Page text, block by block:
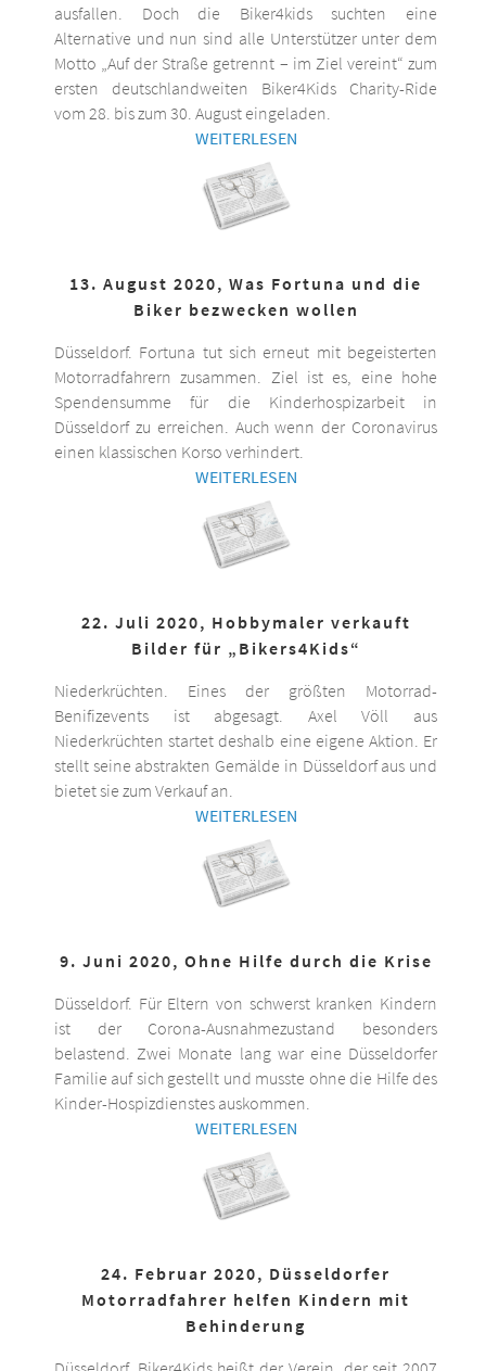
ausfallen. Doch die Biker4kids suchten eine
Alternative und nun sind alle Unterstützer unter dem
Motto „Auf der Straße getrennt – im Ziel vereint“ zum
ersten deutschlandweiten Biker4Kids Charity-Ride
vom 28. bis zum 30. August eingeladen.
WEITERLESEN
13. August 2020, Was Fortuna und die
Biker bezwecken wollen
Düsseldorf. Fortuna tut sich erneut mit begeisterten
Motorradfahrern zusammen. Ziel ist es, eine hohe
Spendensumme für die Kinderhospizarbeit in
Düsseldorf zu erreichen. Auch wenn der Coronavirus
einen klassischen Korso verhindert.
WEITERLESEN
22. Juli 2020, Hobbymaler verkauft
Bilder für „Bikers4Kids“
Niederkrüchten. Eines der größten Motorrad-
Benifizevents ist abgesagt. Axel Völl aus
Niederkrüchten startet deshalb eine eigene Aktion. Er
stellt seine abstrakten Gemälde in Düsseldorf aus und
bietet sie zum Verkauf an.
WEITERLESEN
9. Juni 2020, Ohne Hilfe durch die Krise
Düsseldorf. Für Eltern von schwerst kranken Kindern
ist der Corona-Ausnahmezustand besonders
belastend. Zwei Monate lang war eine Düsseldorfer
Familie auf sich gestellt und musste ohne die Hilfe des
Kinder-Hospizdienstes auskommen.
WEITERLESEN
24. Februar 2020, Düsseldorfer
Motorradfahrer helfen Kindern mit
Behinderung